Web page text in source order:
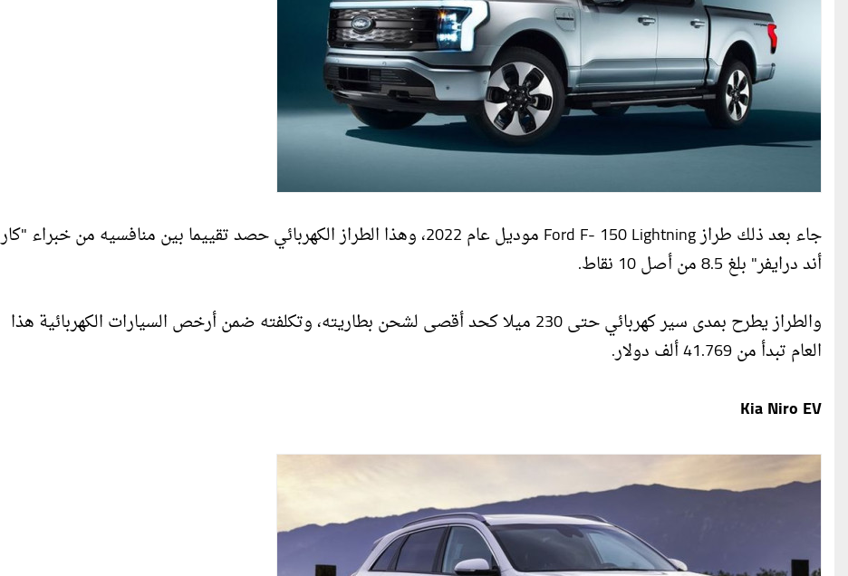
جاء بعد ذلك طراز Ford F- 150 Lightning موديل عام 2022، وهذا الطراز الكهربائي حصد تقييما بين منافسيه من خبراء "كار
أند درايفر" بلغ 8.5 من أصل 10 نقاط.
والطراز يطرح بمدى سير كهربائي حتى 230 ميلا كحد أقصى لشحن بطاريته، وتكلفته ضمن أرخص السيارات الكهربائية هذا
العام تبدأ من 41.769 ألف دولار.
Kia Niro EV